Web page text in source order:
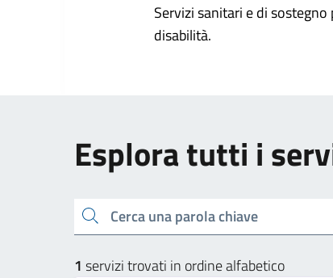
Servizi sanitari e di
disabilità.
Esplora tutti i
Cerca una parola chiave
1 servizi trovati in ordine alfabetico